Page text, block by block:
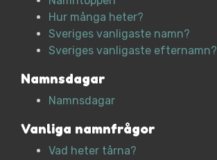
Hur många heter?
Sveriges vanligaste namn?
Sveriges vanligaste efternamn?
Namnsdagar
Namnsdagar
Vanliga namnfrågor
Vad heter tårna?